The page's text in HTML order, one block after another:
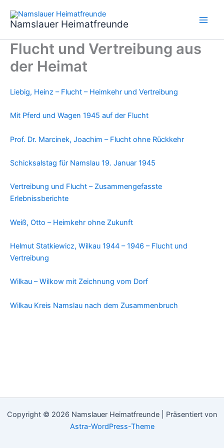
Inhalt
springen
Namslauer Heimatfreunde
Flucht und Vertreibung aus
der Heimat
Liebig, Heinz – Flucht – Heimkehr und Vertreibung
Mit Pferd und Wagen 1945 auf der Flucht
Prof. Dr. Marcinek, Joachim – Flucht ohne Rückkehr
Schicksalstag für Namslau 19. Januar 1945
Vertreibung und Flucht – Zusammengefasste
Erlebnissberichte
Weiß, Otto – Heimkehr ohne Zukunft
Helmut Statkiewicz, Wilkau 1944 – 1946 – Flucht und
Vertreibung
Wilkau – Wilkow mit Zeichnung vom Dorf
Wilkau Kreis Namslau nach dem Zusammenbruch
Copyright © 2026 Namslauer Heimatfreunde | Präsentiert von
Astra-WordPress-Theme